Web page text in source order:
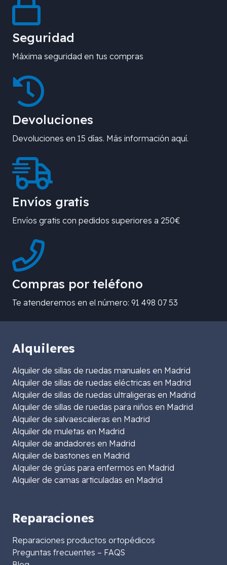
Seguridad
Máxima seguridad en tus compras
Devoluciones
Devoluciones en 15 días. Más información aquí.
Envíos gratis
Envíos gratis con pedidos superiores a 250€
Compras por teléfono
Te atenderemos en el número: 91 498 07 53
Alquileres
Alquiler de sillas de ruedas manuales en Madrid
Alquiler de sillas de ruedas eléctricas en Madrid
Alquiler de sillas de ruedas ultraligeras en Madrid
Alquiler de sillas de ruedas para niños en Madrid
Alquiler de salvaescaleras en Madrid
Alquiler de muletas en Madrid
Alquiler de andadores en Madrid
Alquiler de bastones en Madrid
Alquiler de grúas para enfermos en Madrid
Alquiler de camas articuladas en Madrid
Reparaciones
Reparaciones productos ortopédicos
Preguntas frecuentes – FAQS